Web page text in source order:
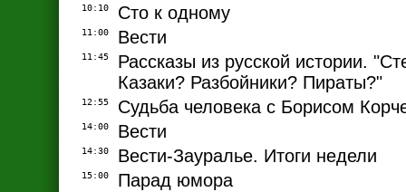
10:10 Сто к одному
11:00 Вести
11:45
Рассказы из русской истории.
Казаки? Разбойники? Пираты?"
12:55 Судьба человека с Борисом
14:00 Вести
14:30 Вести-Зауралье. Итоги недели
15:00 Парад юмора